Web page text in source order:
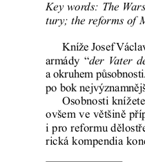
Key words: The
tury; the reforms of
Kníže Josef
armády  “der  Vater
a okru hem
po bok
Osobnosti
ovšem ve většině
i pro reformu
rická kompendia